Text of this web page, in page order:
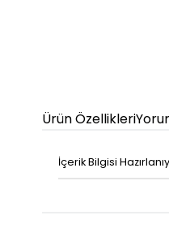
Ürün Özellikleri
İçerik Bilgisi